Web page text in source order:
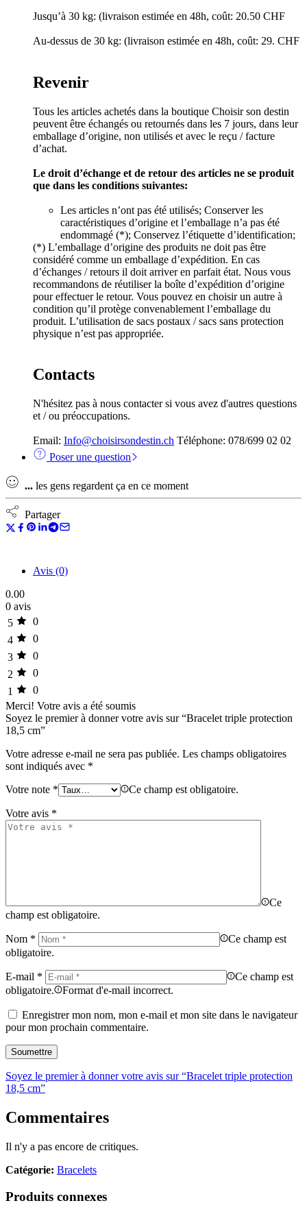
Jusqu’à 30 kg: (livraison estimée en 48h, coût: 20.50 CHF
Au-dessus de 30 kg: (livraison estimée en 48h, coût: 29. CHF
Revenir
Tous les articles achetés dans la boutique Choisir son destin
peuvent être échangés ou retournés dans les 7 jours, dans leur
emballage d’origine, non utilisés et avec le reçu / facture
d’achat.
Le droit d’échange et de retour des articles ne se produit
que dans les conditions suivantes:
Les articles n’ont pas été utilisés; Conserver les
caractéristiques d’origine et l’emballage n’a pas été
endommagé (*); Conservez l’étiquette d’identification;
(*) L’emballage d’origine des produits ne doit pas être
considéré comme un emballage d’expédition. En cas
d’échanges / retours il doit arriver en parfait état. Nous vous
recommandons de réutiliser la boîte d’expédition d’origine
pour effectuer le retour. Vous pouvez en choisir un autre à
condition qu’il protège convenablement l’emballage du
produit. L’utilisation de sacs postaux / sacs sans protection
physique n’est pas appropriée.
Contacts
N'hésitez pas à nous contacter si vous avez d'autres questions
et / ou préoccupations.
Email: Info@choisirsondestin.ch Téléphone: 078/699 02 02
Poser une question
... les gens regardent ça en ce moment
Partager
Avis (0)
0.00
0 avis
5
0
4
0
3
0
2
0
1
0
Merci! Votre avis a été soumis
Soyez le premier à donner votre avis sur “Bracelet triple protection
18,5 cm”
Votre adresse e-mail ne sera pas publiée. Les champs obligatoires
sont indiqués avec *
Votre note * Ce champ est obligatoire.
Votre avis *
Ce
champ est obligatoire.
Nom *
Ce champ est
obligatoire.
E-mail *
Ce champ est
obligatoire.
Format d'e-mail incorrect.
Enregistrer mon nom, mon e-mail et mon site dans le navigateur
pour mon prochain commentaire.
Soyez le premier à donner votre avis sur “Bracelet triple protection
18,5 cm”
Commentaires
Il n'y a pas encore de critiques.
Catégorie: Bracelets
Produits connexes